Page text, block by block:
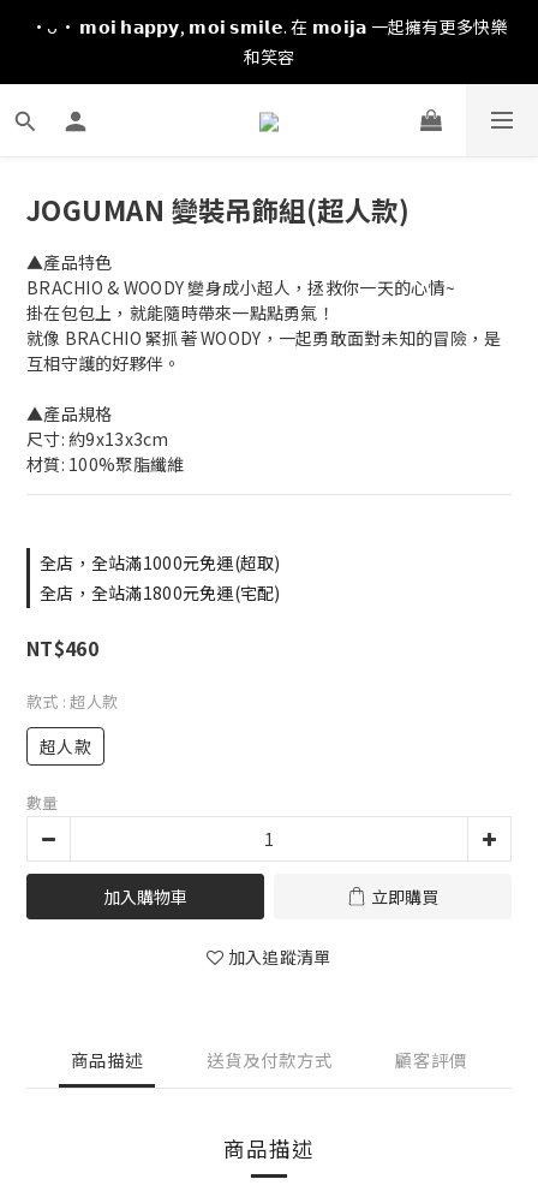
·ᴗ· 𝗺𝗼𝗶 𝗵𝗮𝗽𝗽𝘆, 𝗺𝗼𝗶 𝘀𝗺𝗶𝗹𝗲. 在 𝗺𝗼𝗶𝗷𝗮 一起擁有更多快樂
和笑容
JOGUMAN 變裝吊飾組(超人款)
▲產品特色
BRACHIO & WOODY 變身成小超人，拯救你一天的心情~
掛在包包上，就能隨時帶來一點點勇氣！
就像 BRACHIO 緊抓著 WOODY，一起勇敢面對未知的冒險，是
互相守護的好夥伴。
▲產品規格
尺寸: 約9x13x3cm
材質: 100%聚脂纖維
全店，全站滿1000元免運(超取)
全店，全站滿1800元免運(宅配)
NT$460
款式 : 超人款
超人款
數量
加入購物車 立即購買
加入追蹤清單
商品描述 送貨及付款方式 顧客評價
商品描述